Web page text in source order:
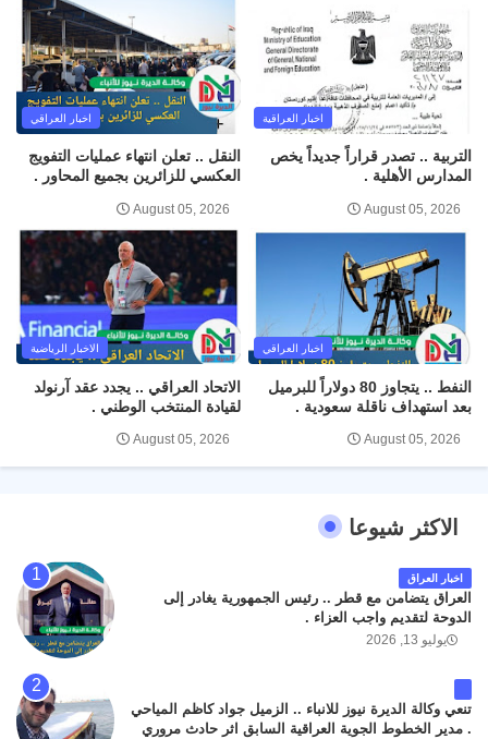
اخبار العراقية
التربية .. تصدر قراراً جديداً يخص
المدارس الأهلية .
August 05, 2026
اخبار العراقي
النقل .. تعلن انتهاء عمليات التفويج
العكسي للزائرين بجميع المحاور .
August 05, 2026
اخبار العراقي
النفط .. يتجاوز 80 دولاراً للبرميل
بعد استهداف ناقلة سعودية .
August 05, 2026
الاخبار الرياضية
الاتحاد العراقي .. يجدد عقد آرنولد
لقيادة المنتخب الوطني .
August 05, 2026
الاكثر شيوعا
اخبار العراق
العراق يتضامن مع قطر .. رئيس الجمهورية يغادر إلى
الدوحة لتقديم واجب العزاء .
يوليو 13, 2026
تنعي وكالة الديرة نيوز للانباء .. الزميل جواد كاظم المياحي
. مدير الخطوط الجوية العراقية السابق اثر حادث مروري